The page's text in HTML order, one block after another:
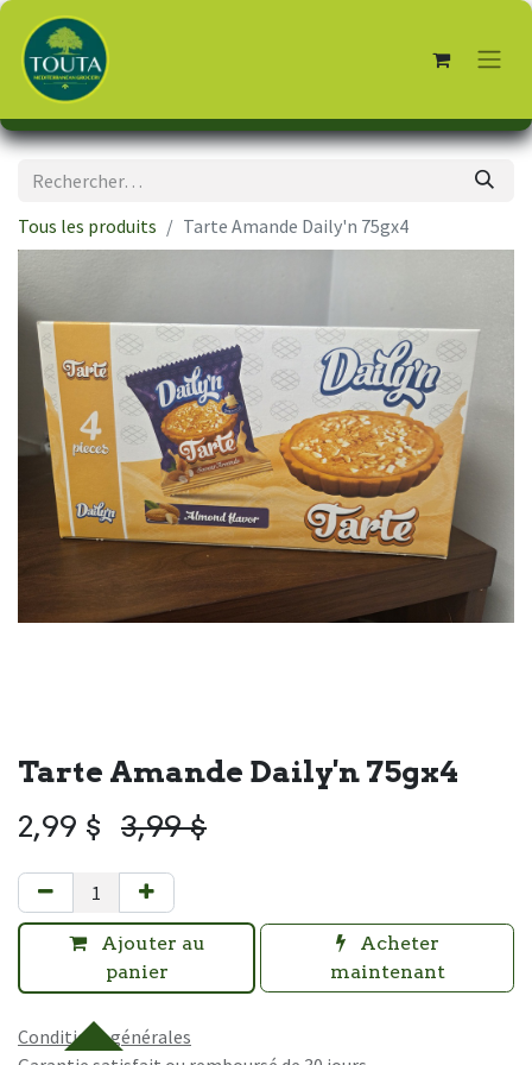
Tous les produits Tarte Amande Daily'n 75gx4
Tarte Amande Daily'n 75gx4
2,99 $ 3,99$
Ajouter au
panier
Acheter
maintenant
Conditions générales